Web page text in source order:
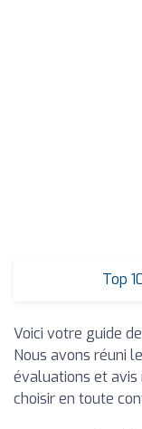
Top
Voici votre guide
Nous avons réuni
évaluations et avis
choisir en toute